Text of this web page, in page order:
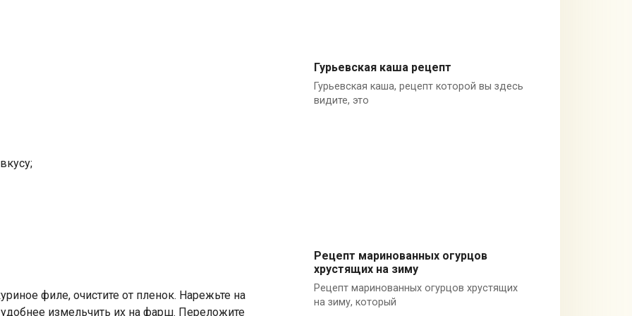
филе, очистите от пленок. Нарежьте на
измельчить их на фарш. Переложите
Десерты
Гурьевская каша рецепт
Гурьевская каша, рецепт которой вы здесь
видите, это
Заготовки
Рецепт маринованных огурцов
хрустящих на зиму
Рецепт маринованных огурцов хрустящих
на зиму, который